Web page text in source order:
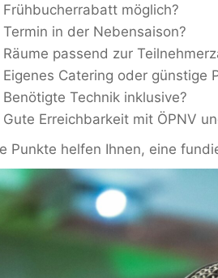
Frühbucherrabatt möglich?
Termin in der Nebensaison?
Räume passend zur
Eigenes Catering oder günstige
Benötigte Technik inklusive?
Gute Erreichbarkeit mit ÖPNV
Punkte helfen Ihnen, eine